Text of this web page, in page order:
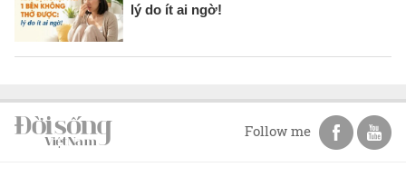
lý do ít ai ngờ!
Follow me